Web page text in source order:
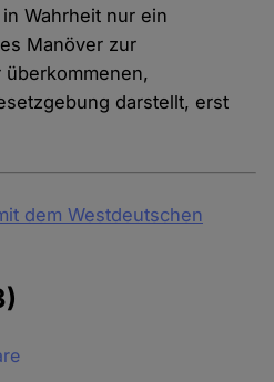
Wahrheit nur ein
Manöver zur
darstellt, erst
dem Westdeutschen